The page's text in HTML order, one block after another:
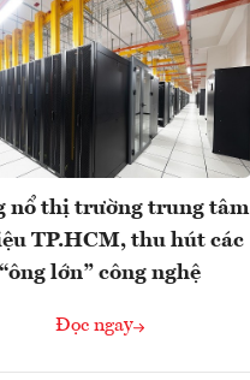
nổ thị trường trung tâm
TP.HCM, thu hút các
“ông lớn” công nghệ
Đọc ngay